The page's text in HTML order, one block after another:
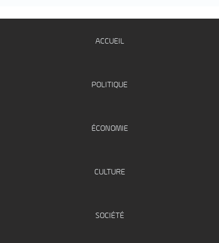
ACCUEIL
POLITIQUE
ÉCONOMIE
CULTURE
SOCIÉTÉ